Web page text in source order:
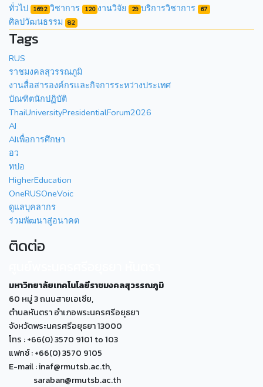
ทั่วไป 1692 วิชาการ 120 งานวิจัย 29 บริการวิชาการ 67
ศิลปวัฒนธรรม 82
Tags
RUS
ราชมงคลสุวรรณภูมิ
งานสื่อสารองค์กรเเละกิจการระหว่างประเทศ
บัณฑิตนักปฏิบัติ
ThaiUniversityPresidentialForum2026
AI
AIเพื่อการศึกษา
อว
ทปอ
HigherEducation
OneRUSOneVoic
ดูแลบุคลากร
ร่วมพัฒนาสู่อนาคต
ติดต่อ
มหาวิทยาลัยเทคโนโลยีราชมงคลสุวรรณภูมิ
60 หมู่ 3 ถนนสายเอเซีย,
ตำบลหันตรา อำเภอพระนครศรีอยุธยา
จังหวัดพระนครศรีอยุธยา 13000
โทร : +66(0) 3570 9101 to 103
แฟกซ์ : +66(0) 3570 9105
E-mail : inaf@rmutsb.ac.th,
saraban@rmutsb.ac.th